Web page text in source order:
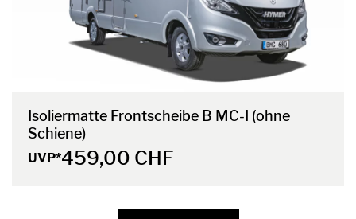
Isoliermatte Frontscheibe B MC-I (ohne
Schiene)
UVP*459,00 CHF